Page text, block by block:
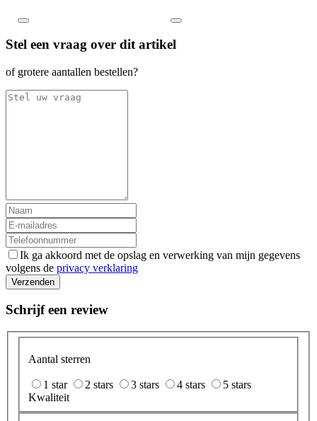
Stel een vraag over dit artikel
of grotere aantallen bestellen?
Ik ga akkoord met de opslag en verwerking van mijn gegevens
volgens de privacy verklaring
Verzenden
Schrijf een review
Aantal sterren
1 star 2 stars 3 stars 4 stars
5 stars
Kwaliteit